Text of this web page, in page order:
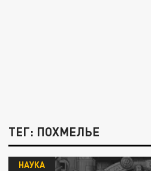
ТЕГ: ПОХМЕЛЬЕ
НАУКА